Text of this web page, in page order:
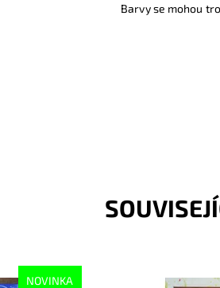
Barvy se mohou
NOVINKA